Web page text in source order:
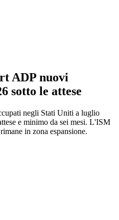
ADP nuovi
sotto le attese
negli Stati Uniti a luglio
e minimo da sei mesi. L'ISM
in zona espansione.